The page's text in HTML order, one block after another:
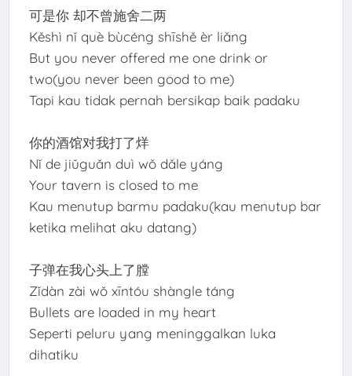
可是你 却不曾施舍二两
Kěshì nǐ què bùcéng shīshě èr liǎng
But you never offered me one drink or
two(you never been good to me)
Tapi kau tidak pernah bersikap baik padaku
你的酒馆对我打了烊
Nǐ de jiǔguǎn duì wǒ dǎle yáng
Your tavern is closed to me
Kau menutup barmu padaku(kau menutup bar
ketika melihat aku datang)
子弹在我心头上了膛
Zǐdàn zài wǒ xīntóu shàngle táng
Bullets are loaded in my heart
Seperti peluru yang meninggalkan luka
dihatiku